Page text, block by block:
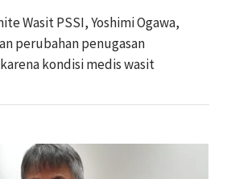
Wasit PSSI, Yoshimi Ogawa,
perubahan penugasan
kondisi medis wasit